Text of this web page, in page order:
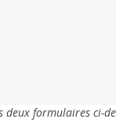
deux formulaires ci-